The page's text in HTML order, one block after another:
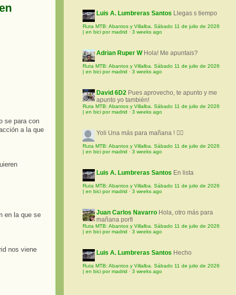
se para con
a la que
en la que se
nos viene
Luis A. Lumbreras Santos Llegas s tiempo
Ruta MTB: Abantos y Villalba. Sábado 11 de julio de 2026
| en bici por madrid · 3 weeks ago
Adrian Ruper W Hola! Me apuntais?
Ruta MTB: Abantos y Villalba. Sábado 11 de julio de 2026
| en bici por madrid · 3 weeks ago
David 6D2 Pues aprovecho, te apunto y me
apunto yo también!
Ruta MTB: Abantos y Villalba. Sábado 11 de julio de 2026
| en bici por madrid · 3 weeks ago
Yoli Una más para mañana ! 🚵‍♀️
Ruta MTB: Abantos y Villalba. Sábado 11 de julio de 2026
| en bici por madrid · 3 weeks ago
Luis A. Lumbreras Santos En lista
Ruta MTB: Abantos y Villalba. Sábado 11 de julio de 2026
| en bici por madrid · 3 weeks ago
Juan Carlos Navarro Hola, otro más para
mañana porfi
Ruta MTB: Abantos y Villalba. Sábado 11 de julio de 2026
| en bici por madrid · 3 weeks ago
Luis A. Lumbreras Santos Hecho
Ruta MTB: Abantos y Villalba. Sábado 11 de julio de 2026
| en bici por madrid · 3 weeks ago